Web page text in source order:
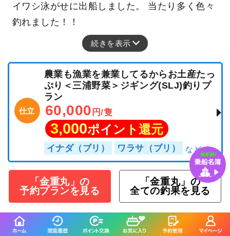
イワシ泳がせに出船しました。 当たり多く色々
釣れました！！
続きを表示
仕立
農業も漁業を兼業してるからお土産たっ
ぷり＜三浦野菜＞ジギング(SLJ)釣りプ
ラン
60,000 円/隻
3,000ポイント還元
イナダ（ブリ） ワラサ（ブリ）
「金重丸」の
予約プランを見る
「金重丸」の
全ての釣果を見る
釣行当日の気象情報を表示